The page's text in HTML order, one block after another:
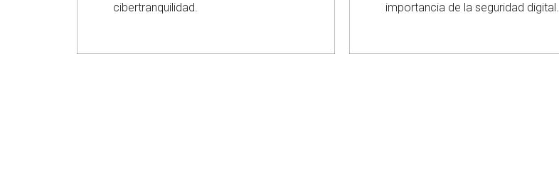
cibertranquilidad.
importancia de la seguridad digital.